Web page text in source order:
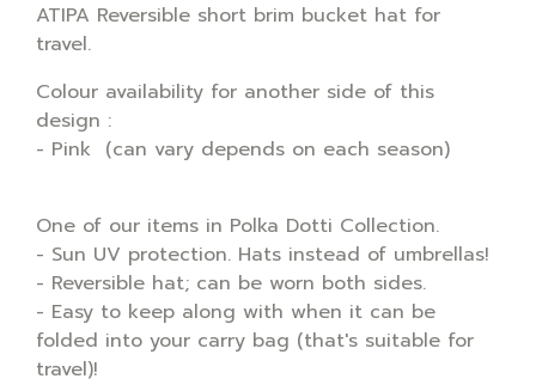
ATIPA Reversible short brim bucket hat for
travel.
Colour availability for another side of this
design :
- Pink (can vary depends on each season)
One of our items in Polka Dotti Collection.
- Sun UV protection. Hats instead of umbrellas!
- Reversible hat; can be worn both sides.
- Easy to keep along with when it can be
folded into your carry bag (that's suitable for
travel)!